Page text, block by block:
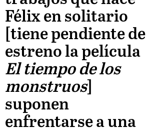
Félix en solitario
[tiene pendiente de
estreno la película
El tiempo de los
monstruos]
suponen
enfrentarse a una